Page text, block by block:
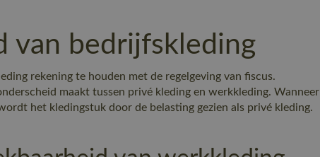
van bedrijfskleding
rekening te houden met de regelgeving van fiscus.
maakt tussen privé kleding en werkkleding. Wanneer
het kledingstuk door de belasting gezien als privé kleding.